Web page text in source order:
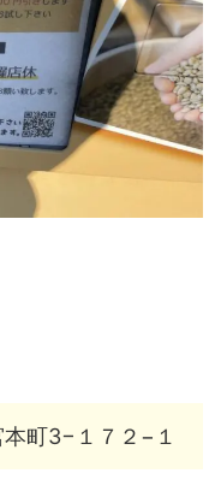
町3−１７２−１